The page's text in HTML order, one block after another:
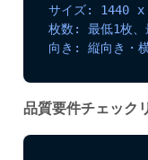
サイズ: 1440 x
枚数: 最低1枚、
向き: 縦向き・
品質要件チェック